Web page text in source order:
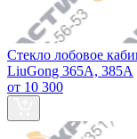
Стекло лобовое
LiuGong 365А, 385А
от 10 300